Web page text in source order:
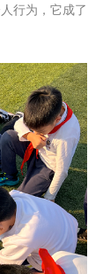
行为，它成了